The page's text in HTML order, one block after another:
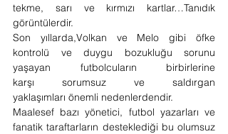
tekme, sarı ve kırmızı kartlar…Tanıdık
görüntülerdir.
Son yıllarda,Volkan ve Melo gibi öfke
kontrolü ve duygu bozukluğu sorunu
yaşayan futbolcuların birbirlerine
karşı sorumsuz ve saldırgan
yaklaşımları önemli nedenlerdendir.
Maalesef bazı yönetici, futbol yazarları ve
fanatik taraftarların desteklediği bu olumsuz